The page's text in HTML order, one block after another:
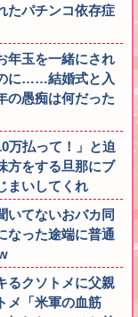
パチンコ依存症
年玉を一緒にされ
に……結婚式と入
の愚痴は何だった
万払って！」と迫
方をする旦那にブ
まいしてくれ
いてないおバカ同
なった途端に普通
るクソトメに父親
メ「米軍の血筋